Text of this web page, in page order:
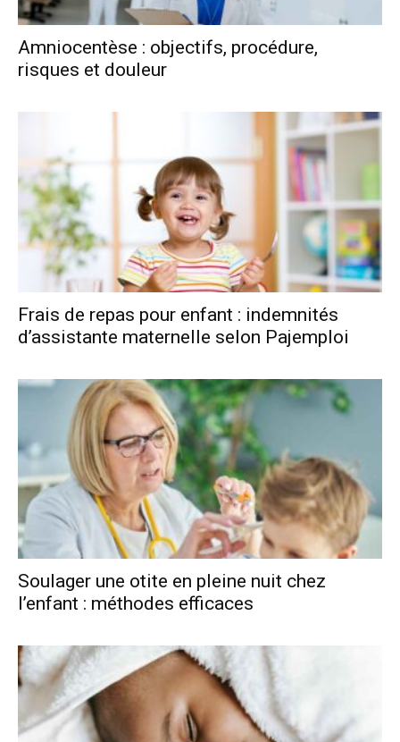
Amniocentèse : objectifs, procédure,
risques et douleur
Frais de repas pour enfant : indemnités
d’assistante maternelle selon Pajemploi
Soulager une otite en pleine nuit chez
l’enfant : méthodes efficaces